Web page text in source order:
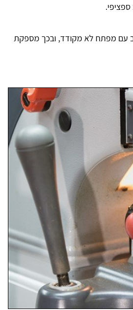
עם מפתח לא מקודד, ובכך מספקת